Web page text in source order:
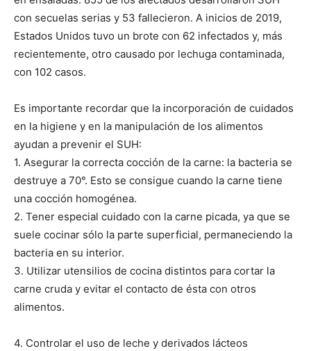
con secuelas serias y 53 fallecieron. A inicios de 2019,
Estados Unidos tuvo un brote con 62 infectados y, más
recientemente, otro causado por lechuga contaminada,
con 102 casos.
Es importante recordar que la incorporación de cuidados
en la higiene y en la manipulación de los alimentos
ayudan a prevenir el SUH:
1. Asegurar la correcta cocción de la carne: la bacteria se
destruye a 70°. Esto se consigue cuando la carne tiene
una cocción homogénea.
2. Tener especial cuidado con la carne picada, ya que se
suele cocinar sólo la parte superficial, permaneciendo la
bacteria en su interior.
3. Utilizar utensilios de cocina distintos para cortar la
carne cruda y evitar el contacto de ésta con otros
alimentos.
4. Controlar el uso de leche y derivados lácteos